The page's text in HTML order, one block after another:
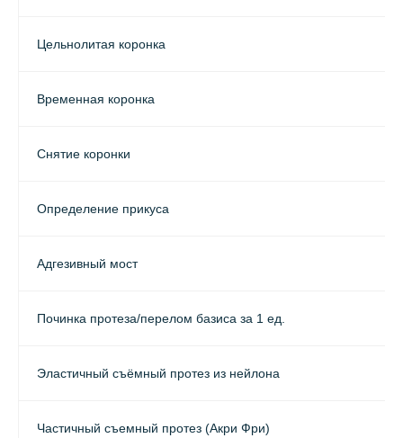
Цельнолитая коронка
Временная коронка
Снятие коронки
Определение прикуса
Адгезивный мост
Починка протеза/перелом базиса за 1 ед.
Эластичный съёмный протез из нейлона
Частичный съемный протез (Акри Фри)